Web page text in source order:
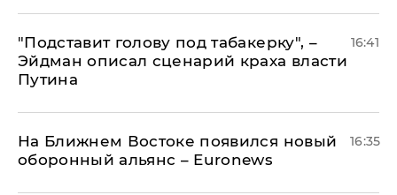
​"Подставит голову под табакерку", –
Эйдман описал сценарий краха власти
Путина
16:41
На Ближнем Востоке появился новый
оборонный альянс – Euronews
16:35